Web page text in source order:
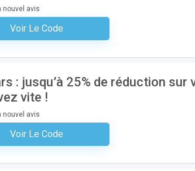
nouvel avis
Voir Le Code
Aucun Code N'est Nécessaire
: jusqu’à 25% de réduction
vite !
nouvel avis
Voir Le Code
Aucun Code N'est Nécessaire